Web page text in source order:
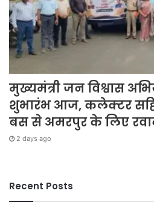
मुख्यमंत्री जन विश्वास
शुभारंभ आज, कलेक्टर
बस से अमरपुर के लिए
2 days ago
Recent Posts